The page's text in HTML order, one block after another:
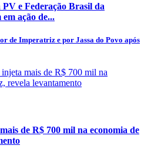
e Federação Brasil da
ação de...
de Imperatriz e por Jassa do Povo após
de R$ 700 mil na economia de